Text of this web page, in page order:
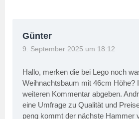
Günter
9. September 2025 um 18:12
Hallo, merken die bei Lego noch
Weihnachtsbaum mit 46cm Höhe?
weiteren Kommentar abgeben.
eine Umfrage zu Qualität und
peng kommt der nächste Hammer